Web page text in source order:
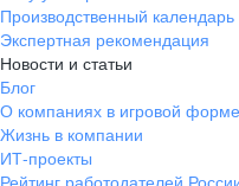
+7 423 202-33-28
pr@dv.hh.ru
Новосибирск
ул. Большевистская, д. 35,
помещение 21
Производственный календарь
Экспертная рекомендация
Новости и статьи
Блог
О компаниях в игровой форме
Жизнь в компании
ИТ-проекты